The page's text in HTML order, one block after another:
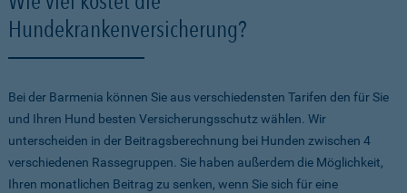
Hundekrankenversicherung?
Bei der Barmenia können Sie aus verschiedensten Tarifen den für Sie
und Ihren Hund besten Versicherungsschutz wählen. Wir
unterscheiden in der Beitragsberechnung bei Hunden zwischen 4
verschiedenen Rassegruppen. Sie haben außerdem die Möglichkeit,
Ihren monatlichen Beitrag zu senken, wenn Sie sich für eine